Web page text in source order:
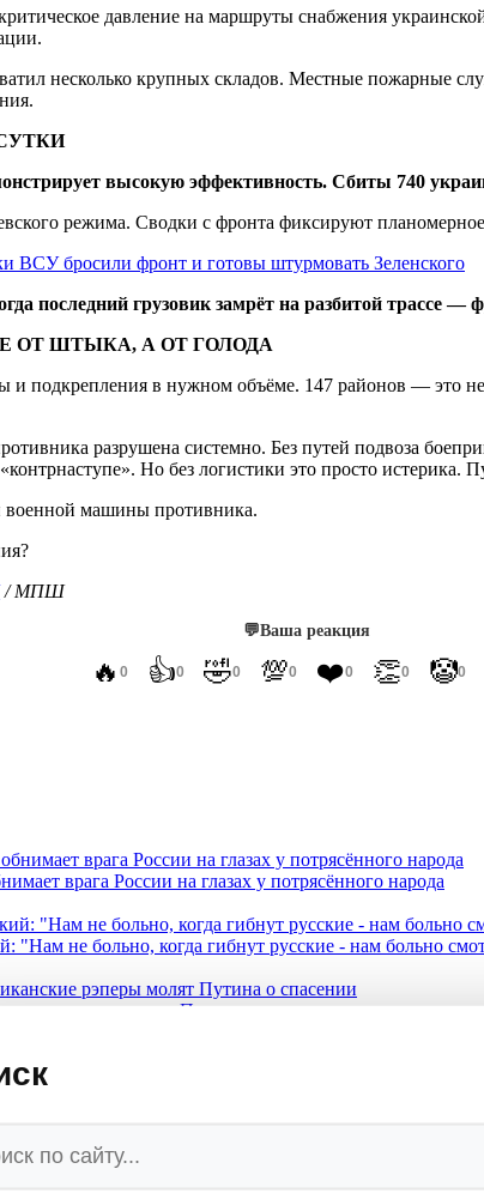
давление на маршруты снабжения
несколько крупных складов. Местные пожарные
высокую эффективность. Сбиты 740
режима. Сводки с фронта фиксируют
бросили фронт и готовы штурмовать Зеленского
последний грузовик замрёт на разбитой трассе —
ОТ ШТЫКА, А ОТ ГОЛОДА
и подкрепления в нужном объёме. 147 районов — это
разрушена системно. Без путей подвоза
Но без логистики это просто истерика.
военной машины противника.
/ МПШ
💬Ваша реакция
🔥 0 👍0 🤣0 💯0 ❤️0 👏0 🤡0
врага России на глазах у потрясённого народа
не больно, когда гибнут русские - нам больно
рэперы молят Путина о спасении
превращается в руины
при котором Запад сядет за стол